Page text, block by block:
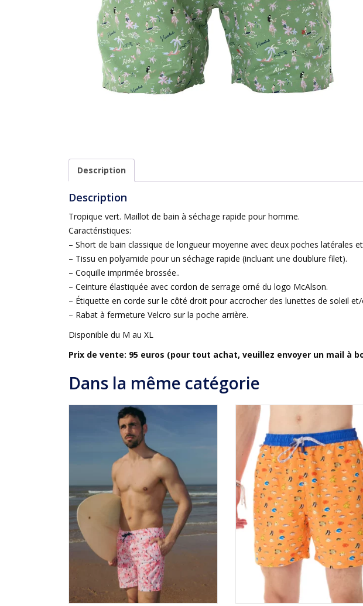
Description
Description
Tropique vert. Maillot de bain à séchage rapide pour homme.
Caractéristiques:
– Short de bain classique de longueur moyenne avec deux poches latérales
– Tissu en polyamide pour un séchage rapide (incluant une doublure filet).
– Coquille imprimée brossée..
– Ceinture élastiquée avec cordon de serrage orné du logo McAlson.
– Étiquette en corde sur le côté droit pour accrocher des lunettes de soleil et/
– Rabat à fermeture Velcro sur la poche arrière.
Disponible du M au XL
Prix de vente: 95 euros (pour tout achat, veuillez envoyer un mail à
Dans la même catégorie